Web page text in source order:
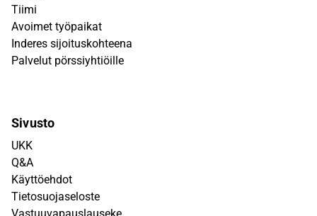
Tiimi
Avoimet työpaikat
Inderes sijoituskohteena
Palvelut pörssiyhtiöille
Sivusto
UKK
Q&A
Käyttöehdot
Tietosuojaseloste